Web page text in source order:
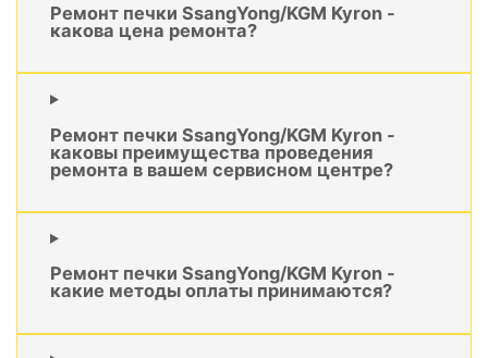
Ремонт печки SsangYong/KGM Kyron -
какова цена ремонта?
Ремонт печки SsangYong/KGM Kyron -
каковы преимущества проведения
ремонта в вашем сервисном центре?
Ремонт печки SsangYong/KGM Kyron -
какие методы оплаты принимаются?